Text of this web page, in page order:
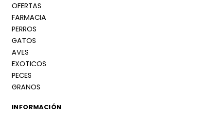
OFERTAS
FARMACIA
PERROS
GATOS
AVES
EXOTICOS
PECES
GRANOS
INFORMACIÓN